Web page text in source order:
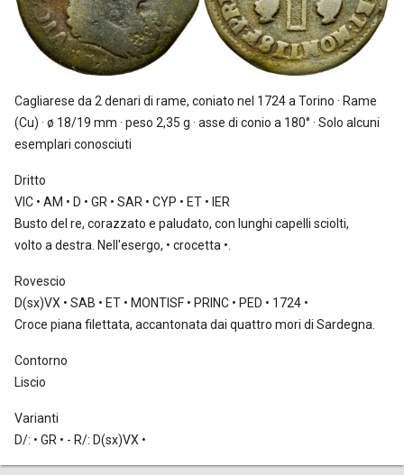
Cagliarese da 2 denari di rame, coniato nel 1724 a Torino · Rame
(Cu) · ø 18/19 mm · peso 2,35 g · asse di conio a 180° · Solo alcuni
esemplari conosciuti
Dritto
VIC • AM • D • GR • SAR • CYP • ET • IER
Busto del re, corazzato e paludato, con lunghi capelli sciolti,
volto a destra. Nell'esergo, • crocetta •.
Rovescio
D(sx)VX • SAB • ET • MONTISF • PRINC • PED • 1724 •
Croce piana filettata, accantonata dai quattro mori di Sardegna.
Contorno
Liscio
Varianti
D/: • GR • - R/: D(sx)VX •